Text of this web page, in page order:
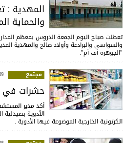
المهدية :
والحماية
تعطلت صباح اليوم الجمعة الدروس بمعظم
والسواسي والبرادعة وأولاد صالح والمهدية
"الجوهرة أف أم".
مجتمع
حشرات في
أكد مدير
الأدوية
الكرتونية الخارجية الموضوعة فيها الأدوية .